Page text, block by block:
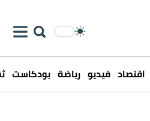
اقتصاد فيديو رياضة بودكاست